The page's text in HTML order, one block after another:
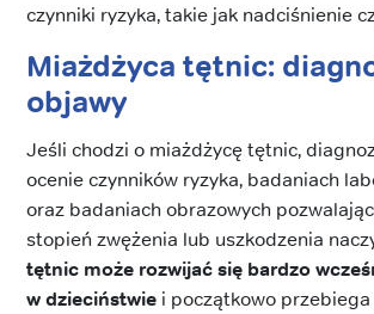
czynniki ryzyka, takie jak nadciśnienie
Miażdżyca tętnic:
objawy
Jeśli chodzi o miażdżycę tętnic,
ocenie czynników ryzyka, badaniach
oraz badaniach obrazowych
stopień zwężenia lub uszkodzenia
tętnic może rozwijać się bardzo
w dzieciństwie i początkowo